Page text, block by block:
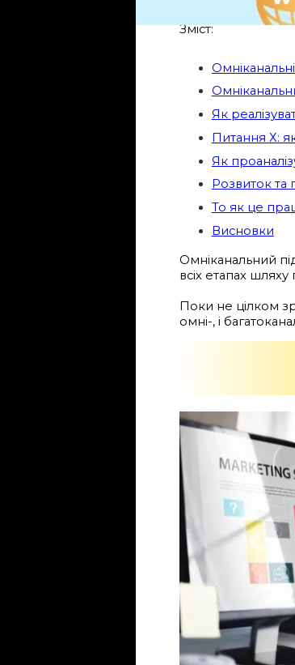
Зміст:
Як
Питання Х:
Як
Розвиток та
То як це
Висновки
Омніканальний
всіх етапах
Поки не цілком
омні-, і